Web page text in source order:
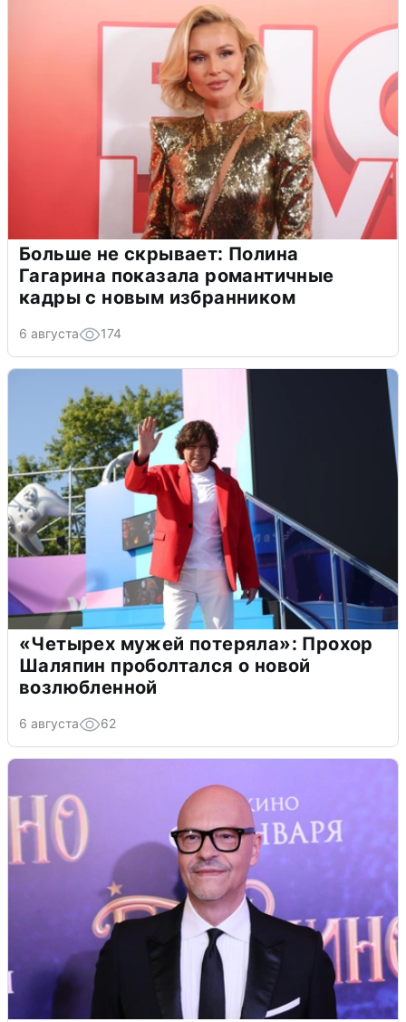
Больше не скрывает: Полина
Гагарина показала романтичные
кадры с новым избранником
6 августа 174
«Четырех мужей потеряла»: Прохор
Шаляпин проболтался о новой
возлюбленной
6 августа 62